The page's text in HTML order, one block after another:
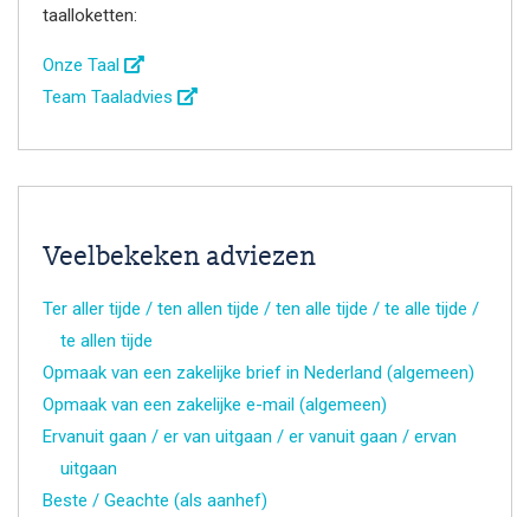
taalloketten:
Onze Taal
Team Taaladvies
Veelbekeken adviezen
Ter aller tijde / ten allen tijde / ten alle tijde / te alle tijde /
te allen tijde
Opmaak van een zakelijke brief in Nederland (algemeen)
Opmaak van een zakelijke e-mail (algemeen)
Ervanuit gaan / er van uitgaan / er vanuit gaan / ervan
uitgaan
Beste / Geachte (als aanhef)